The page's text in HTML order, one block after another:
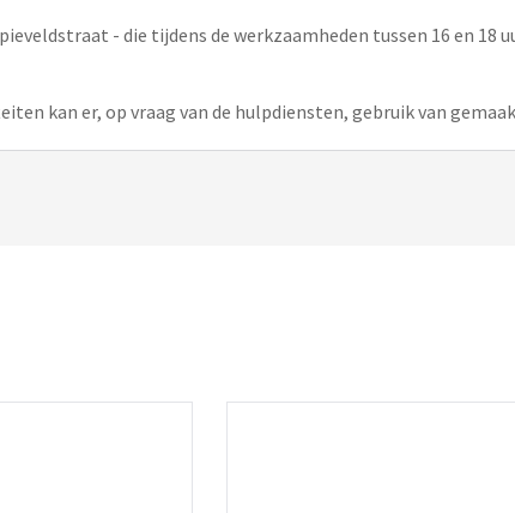
- die tijdens de werkzaamheden tussen 16 en 18
kan er, op vraag van de hulpdiensten, gebruik van